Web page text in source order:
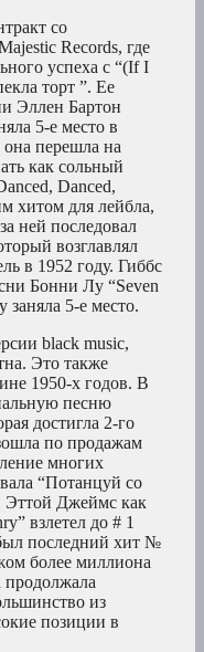
со
Records, где
успеха с “(If I
торт ”. Ее
Эллен Бартон
5-е место в
перешла на
как сольный
Danced,
хитом для лейбла,
ней последовал
возглавлял
в 1952 году. Гиббс
Бонни Лу “Seven
заняла 5-е место.
black music,
Это также
1950-х годов. В
песню
достигла 2-го
по продажам
многих
“Потанцуй со
Эттой Джеймс как
взлетел до # 1
последний хит №
более миллиона
из
позиции в